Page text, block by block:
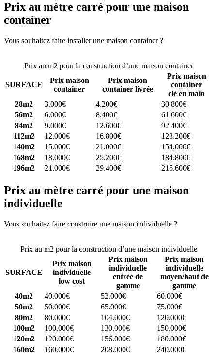
Prix au mètre carré pour une maison
container
Vous souhaitez faire installer une maison container ?
Prix au m2 pour la construction d’une maison container
SURFACE
Prix maison
container
Prix maison
container livrée
Prix maison
container
clé en main
28m2
3.000€ 4.200€
30.800€
56m2
6.000€ 8.400€
61.600€
84m2
9.000€ 12.600€
92.400€
112m2
12.000€ 16.800€
123.200€
140m2
15.000€ 21.000€
154.000€
168m2
18.000€ 25.200€
184.800€
196m2
21.000€ 29.400€ 215.600€
Prix au mètre carré pour une maison
individuelle
Vous souhaitez faire construire une maison individuelle ?
Prix au m2 pour la construction d’une maison individuelle
SURFACE
Prix maison
individuelle
low cost
Prix maison
individuelle
entrée de
gamme
Prix maison
individuelle
moyen/haut de
gamme
40m2
40.000€ 52.000€
60.000€
50m2
50.000€ 65.000€
75.000€
80m2
80.000€ 104.000€
120.000€
100m2
100.000€ 130.000€
150.000€
120m2
120.000€ 156.000€
180.000€
160m2
160.000€ 208.000€
240.000€